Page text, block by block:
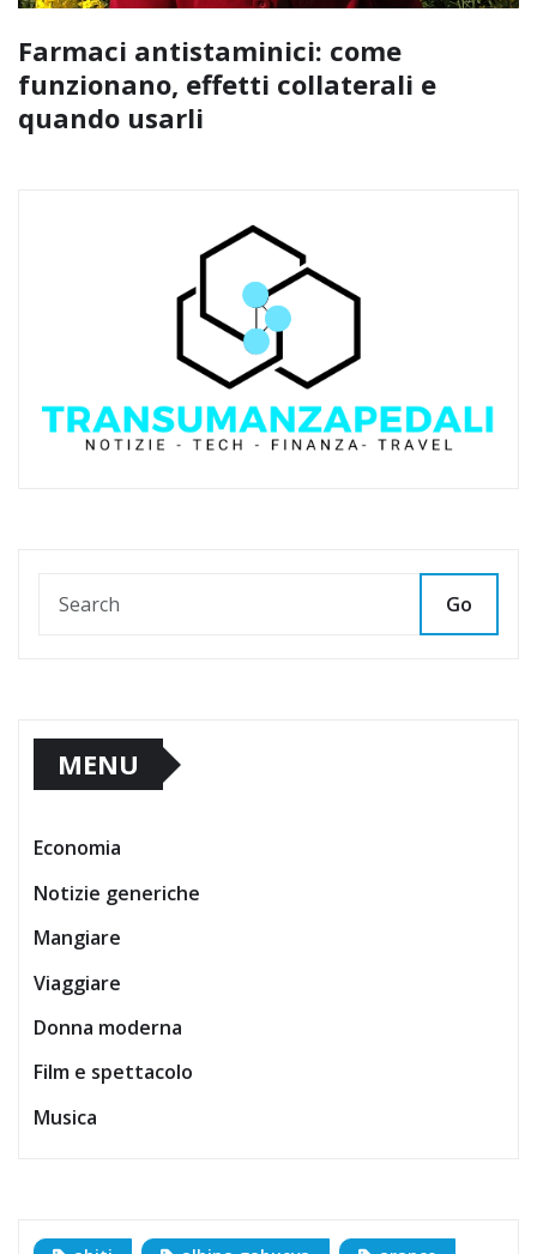
Farmaci antistaminici: come
funzionano, effetti collaterali e
quando usarli
Go
MENU
Economia
Notizie generiche
Mangiare
Viaggiare
Donna moderna
Film e spettacolo
Musica